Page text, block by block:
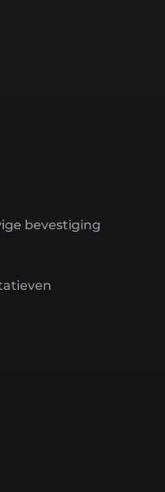
bevestiging